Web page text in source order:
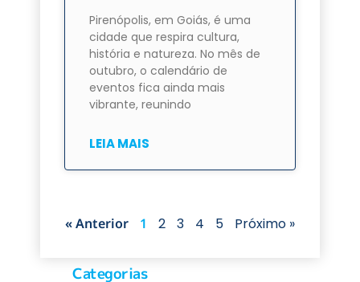
Pirenópolis, em Goiás, é uma
cidade que respira cultura,
história e natureza. No mês de
outubro, o calendário de
eventos fica ainda mais
vibrante, reunindo
LEIA MAIS
« Anterior 1 2 3 4 5 Próximo »
Categorias